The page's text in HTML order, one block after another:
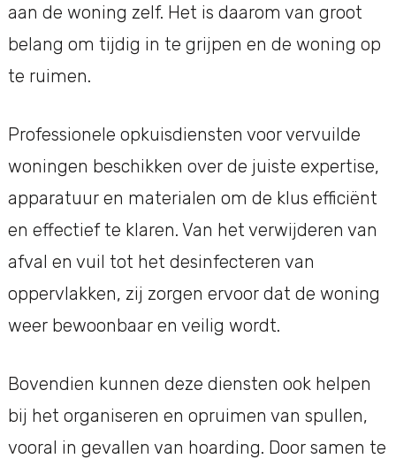
aan de woning zelf. Het is daarom van groot
belang om tijdig in te grijpen en de woning op
te ruimen.
Professionele opkuisdiensten voor vervuilde
woningen beschikken over de juiste expertise,
apparatuur en materialen om de klus efficiënt
en effectief te klaren. Van het verwijderen van
afval en vuil tot het desinfecteren van
oppervlakken, zij zorgen ervoor dat de woning
weer bewoonbaar en veilig wordt.
Bovendien kunnen deze diensten ook helpen
bij het organiseren en opruimen van spullen,
vooral in gevallen van hoarding. Door samen te